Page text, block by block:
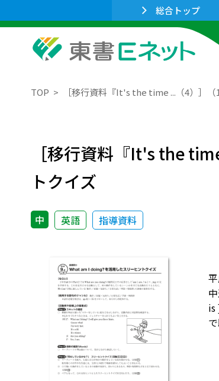
総合トップ
TOP ［移行資料『It's the time ...（4）］
［移行資料『It's the
トクイズ
中 英語 指導資料
is